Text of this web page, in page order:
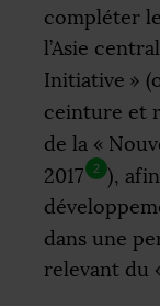
compléter
l’Asie
Initiative »
ceinture et
de la «
2017
2 ),
dans une
relevant du